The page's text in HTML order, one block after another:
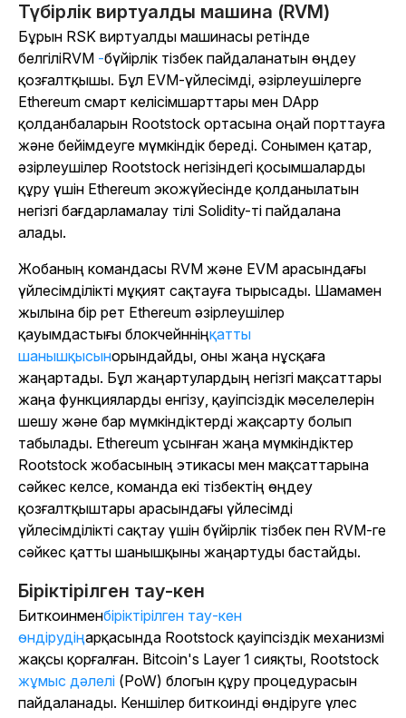
Түбірлік виртуалды машина (RVM)
Бұрын RSK виртуалды машинасы ретінде
белгіліRVM -бүйірлік тізбек пайдаланатын өңдеу
қозғалтқышы. Бұл EVM-үйлесімді, әзірлеушілерге
Ethereum смарт келісімшарттары мен DApp
қолданбаларын Rootstock ортасына оңай порттауға
және бейімдеуге мүмкіндік береді. Сонымен қатар,
әзірлеушілер Rootstock негізіндегі қосымшаларды
құру үшін Ethereum экожүйесінде қолданылатын
негізгі бағдарламалау тілі Solidity-ті пайдалана
алады.
Жобаның командасы RVM және EVM арасындағы
үйлесімділікті мұқият сақтауға тырысады. Шамамен
жылына бір рет Ethereum әзірлеушілер
қауымдастығы блокчейнніңқатты
шанышқысынорындайды, оны жаңа нұсқаға
жаңартады. Бұл жаңартулардың негізгі мақсаттары
жаңа функцияларды енгізу, қауіпсіздік мәселелерін
шешу және бар мүмкіндіктерді жақсарту болып
табылады. Ethereum ұсынған жаңа мүмкіндіктер
Rootstock жобасының этикасы мен мақсаттарына
сәйкес келсе, команда екі тізбектің өңдеу
қозғалтқыштары арасындағы үйлесімді
үйлесімділікті сақтау үшін бүйірлік тізбек пен RVM-ге
сәйкес қатты шанышқыны жаңартуды бастайды.
Біріктірілген тау-кен
Биткоинменбіріктірілген тау-кен
өндірудіңарқасында Rootstock қауіпсіздік механизмі
жақсы қорғалған. Bitcoin's Layer 1 сияқты, Rootstock
жұмыс дәлелі (PoW) блогын құру процедурасын
пайдаланады. Кеншілер биткоинді өндіруге үлес